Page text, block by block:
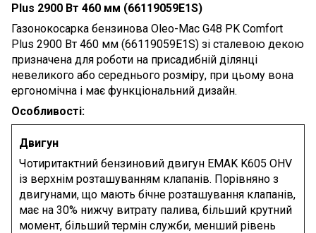
Plus 2900 Вт 460 мм (66119059E1S)
Газонокосарка бензинова Oleo-Mac G48 PK Comfort
Plus 2900 Вт 460 мм (66119059E1S) зі сталевою декою
призначена для роботи на присадибній ділянці
невеликого або середнього розміру, при цьому вона
ергономічна і має функціональний дизайн.
Особливості:
Двигун
Чотиритактний бензиновий двигун EMAK K605 OHV
із верхнім розташуванням клапанів. Порівняно з
двигунами, що мають бічне розташування клапанів,
має на 30% нижчу витрату палива, більший крутний
момент, більший термін служби, менший рівень